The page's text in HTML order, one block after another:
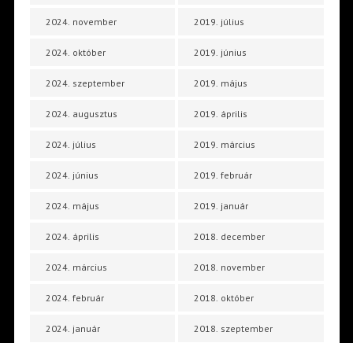
2024. november
2024. október
2024. szeptember
2024. augusztus
2024. július
2024. június
2024. május
2024. április
2024. március
2024. február
2024. január
2019. július
2019. június
2019. május
2019. április
2019. március
2019. február
2019. január
2018. december
2018. november
2018. október
2018. szeptember